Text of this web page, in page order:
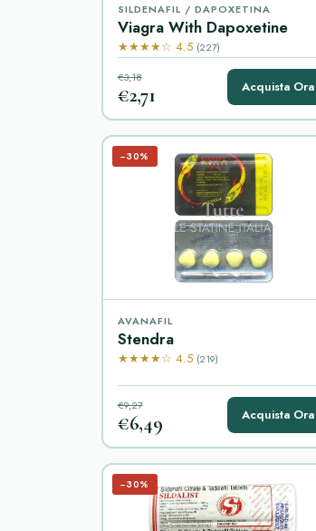
SILDENAFIL / DAPOXETINA
Viagra With Dapoxetine
★★★★☆ 4.5 (227)
€3,18
€2,71 Acquista Ora
−30%
AVANAFIL
Stendra
★★★★☆ 4.5 (219)
€9,27
€6,49 Acquista Ora
−30%